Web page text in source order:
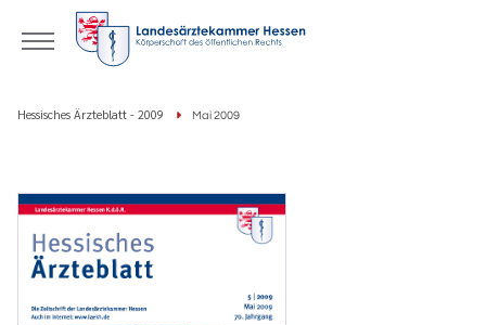
Hessisches Ärzteblatt - 2009 Mai 2009